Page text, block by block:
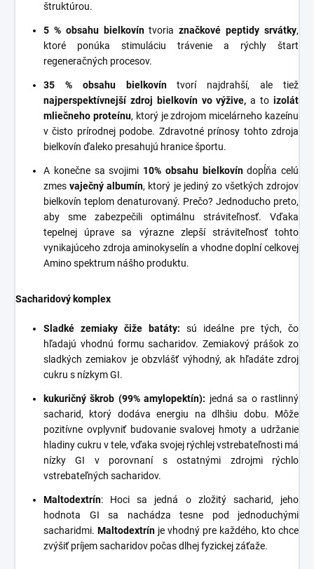
štruktúrou.
5 % obsahu bielkovíntvoriaznačkové peptidy srvátky,
ktoré ponúka stimuláciu trávenie a rýchly štart
regeneračných procesov.
35 % obsahu bielkovíntvorí najdrahší, ale tiež
najperspektívnejší zdroj bielkovín vo výžive,a to izolát
mliečneho proteínu, ktorý je zdrojom micelárneho kazeínu
v čisto prírodnej podobe. Zdravotné prínosy tohto zdroja
bielkovín ďaleko presahujú hranice športu.
A konečne sa svojimi 10% obsahu bielkovíndopĺňa celú
zmesvaječný albumín, ktorý je jediný zo všetkých zdrojov
bielkovín teplom denaturovaný. Prečo? Jednoducho preto,
aby sme zabezpečili optimálnu stráviteľnosť. Vďaka
tepelnej úprave sa výrazne zlepší stráviteľnosť tohto
vynikajúceho zdroja aminokyselín a vhodne doplní celkovej
Amino spektrum nášho produktu.
Sacharidový komplex
Sladké zemiaky čiže batáty: sú ideálne pre tých, čo
hľadajú vhodnú formu sacharidov. Zemiakový prášok zo
sladkých zemiakov je obzvlášť výhodný, ak hľadáte zdroj
cukru s nízkymGI.
kukuričný škrob (99% amylopektín): jedná sa o rastlinný
sacharid, ktorý dodáva energiu na dlhšiu dobu. Môže
pozitívne ovplyvniť budovanie svalovej hmoty a udržanie
hladiny cukru v tele, vďaka svojej rýchlej vstrebateľnosti má
nízky GI v porovnaní s ostatnými zdrojmi rýchlo
vstrebateľných sacharidov.
Maltodextrín: Hoci sa jedná o zložitý sacharid, jeho
hodnota GI sa nachádza tesne pod jednoduchými
sacharidmi. Maltodextrín je vhodný pre každého, kto chce
zvýšiť príjem sacharidov počas dlhej fyzickej záťaže.